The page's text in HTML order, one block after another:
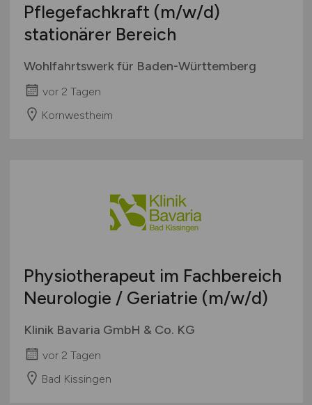
Pflegefachkraft (m/w/d)
stationärer Bereich
Wohlfahrtswerk für Baden-Württemberg
vor 2 Tagen
Kornwestheim
Physiotherapeut im Fachbereich
Neurologie / Geriatrie (m/w/d)
Klinik Bavaria GmbH & Co. KG
vor 2 Tagen
Bad Kissingen